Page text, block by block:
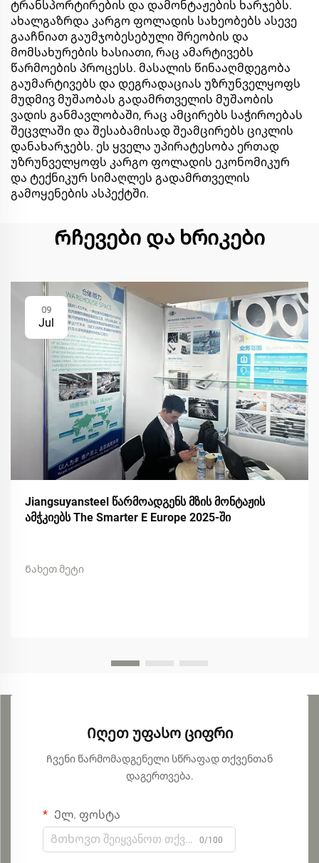
ტრანსპორტირების და დამონტაჟების ხარჯებს.
ახალგაზრდა კარგო ფოლადის სახეობებს ასევე
გააჩნიათ გაუმჯობესებული შრეობის და
მომსახურების ხასიათი, რაც ამარტივებს
წარმოების პროცესს. მასალის წინააღმდეგობა
გაუმარტივებს და დეგრადაციას უზრუნველყოფს
მუდმივ მუშაობას გადამრთველის მუშაობის
ვადის განმავლობაში, რაც ამცირებს საჭიროებას
შეცვლაში და შესაბამისად შეამცირებს ციკლის
დანახარჯებს. ეს ყველა უპირატესობა ერთად
უზრუნველყოფს კარგო ფოლადის ეკონომიკურ
და ტექნიკურ სიმაღლეს გადამრთველის
გამოყენების ასპექტში.
Რჩევები და ხრიკები
09
Jul
Jiangsuyansteel წარმოადგენს მზის მონტაჟის
ამჭკიებს The Smarter E Europe 2025-ში
Ნახეთ მეტი
Იღეთ უფასო ციფრი
Ჩვენი წარმომადგენელი სწრაფად თქვენთან
დაგერთვება.
Ელ. ფოსტა
0/100